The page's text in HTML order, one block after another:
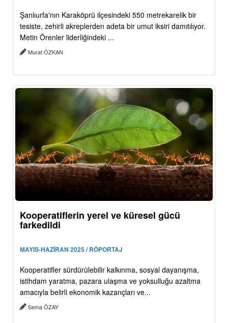
Şanlıurfa'nın Karaköprü ilçesindeki 550 metrekarelik bir
tesiste, zehirli akreplerden adeta bir umut iksiri damıtılıyor.
Metin Örenler liderliğindeki ...
Murat ÖZKAN
Kooperatiflerin yerel ve küresel gücü
farkedildi
MAYIS-HAZİRAN 2025 / RÖPORTAJ
Kooperatifler sürdürülebilir kalkınma, sosyal dayanışma,
istihdam yaratma, pazara ulaşma ve yoksulluğu azaltma
amacıyla belirli ekonomik kazançları ve...
Sema ÖZAY